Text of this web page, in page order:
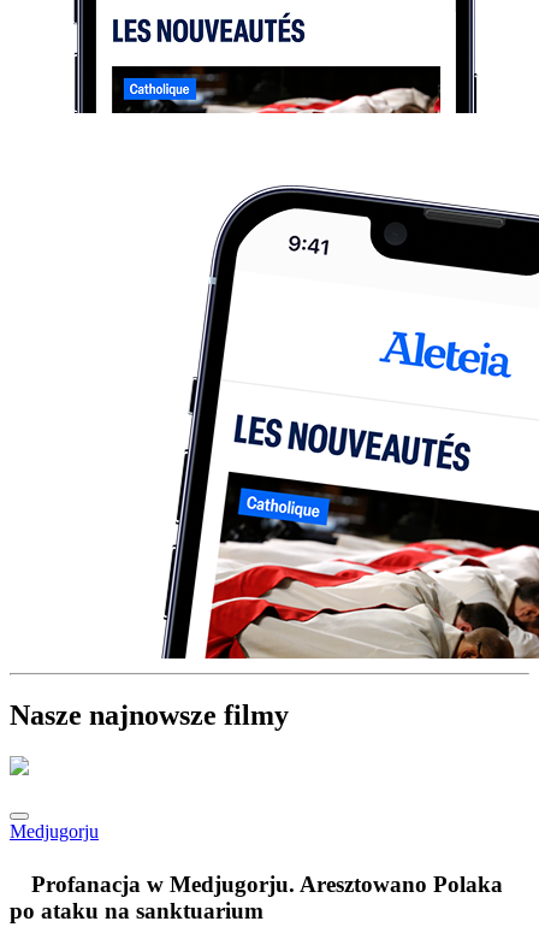
Nasze najnowsze filmy
Medjugorju
Profanacja w Medjugorju. Aresztowano Polaka
po ataku na sanktuarium